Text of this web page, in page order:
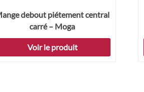
debout piétement central
carré – Moga
Voir le produit